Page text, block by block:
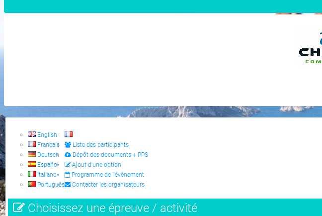
English
Français
Deutsch
Español
Italiano
Português
Liste des participants
Dépôt des documents + PPS
Ajout d'une option
Programme de l'évènement
Contacter les organisateurs
Choisissez une épreuve / activité